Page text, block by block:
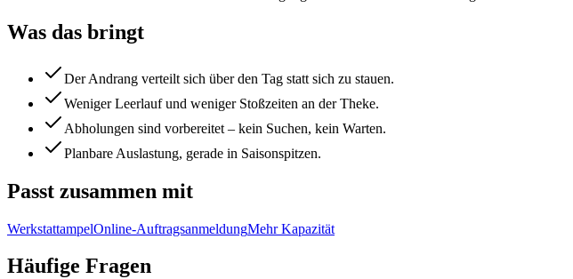
Was das bringt
Der Andrang verteilt sich über den Tag statt sich zu stauen.
Weniger Leerlauf und weniger Stoßzeiten an der Theke.
Abholungen sind vorbereitet – kein Suchen, kein Warten.
Planbare Auslastung, gerade in Saisonspitzen.
Passt zusammen mit
WerkstattampelOnline-AuftragsanmeldungMehr Kapazität
Häufige Fragen